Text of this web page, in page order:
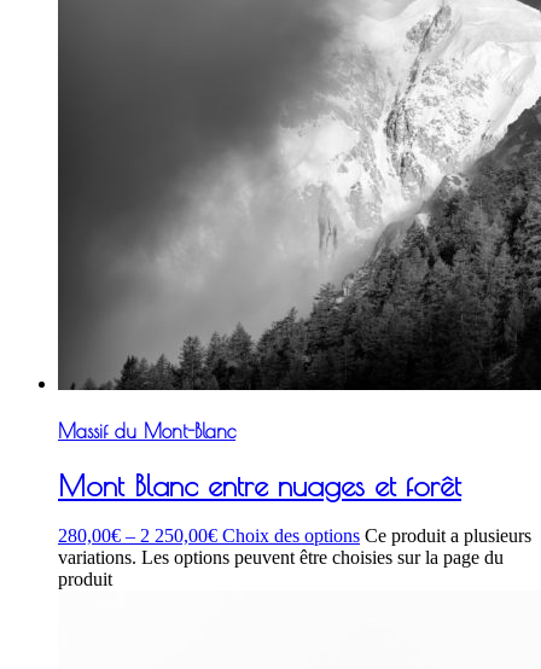
Massif du Mont-Blanc
Mont Blanc entre nuages et forêt
280,00€ – 2 250,00€ Choix des options Ce produit a plusieurs
variations. Les options peuvent être choisies sur la page du
produit